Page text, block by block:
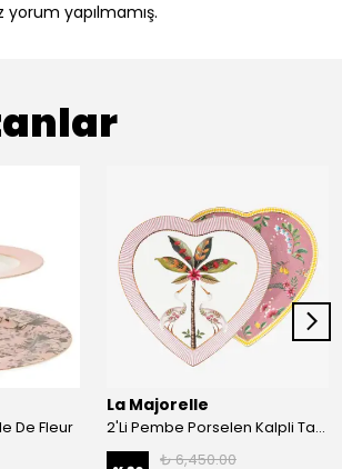
yapılmamış.
De Fleur
La Majorelle
2'Li Pembe Porselen Kalpli Tabak 21,5 Cm La Majorelle
₺ 6,450.00